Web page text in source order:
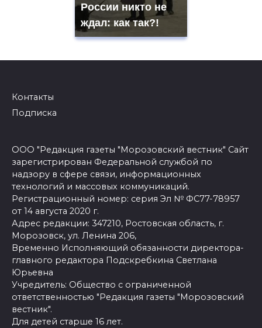
России никто не
ждал: как так?!
Контакты
Подписка
ООО "Редакция газеты "Морозовский вестник" Сайт
зарегистрирован Федеральной службой по
надзору в сфере связи, информационных
технологий и массовых коммуникаций.
Регистрационный номер: серия Эл № ФС77-78957
от 14 августа 2020 г.
Адрес редакции: 347210, Ростовская область, г.
Морозовск, ул. Ленина 206,
Временно Исполняющий обязанности директора-
главного редактора Подскребкина Светлана
Юрьевна
Учредитель: Общество с ограниченной
ответственностью "Редакция газеты "Морозовский
вестник".
Для детей старше 16 лет.